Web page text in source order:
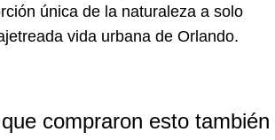
única de la naturaleza a solo
vida urbana de Orlando.
compraron esto también